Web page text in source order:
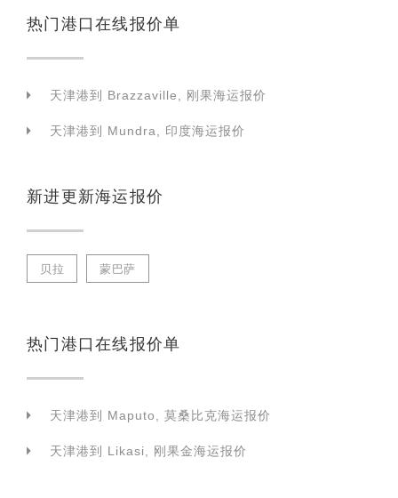
热门港口在线报价单
天津港到 Brazzaville, 刚果海运报价
天津港到 Mundra, 印度海运报价
新进更新海运报价
贝拉 蒙巴萨
热门港口在线报价单
天津港到 Maputo, 莫桑比克海运报价
天津港到 Likasi, 刚果金海运报价